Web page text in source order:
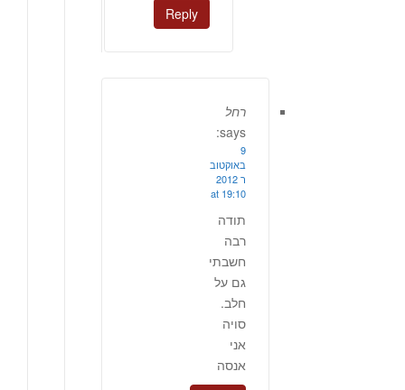
Reply
רחל
says:
9
באוקטוב
ר 2012
at 19:10
תודה
רבה
חשבתי
גם על
חלב.
סויה
אני
אנסה